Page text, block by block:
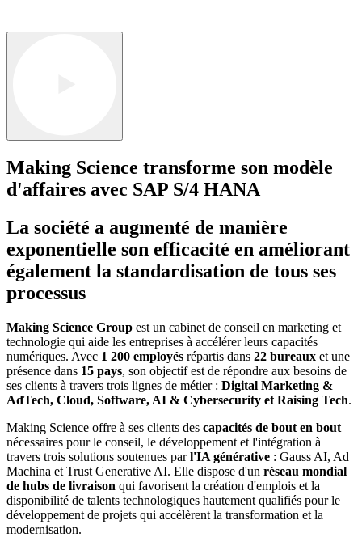
Making Science transforme son modèle
d'affaires avec SAP S/4 HANA
La société a augmenté de manière
exponentielle son efficacité en améliorant
également la standardisation de tous ses
processus
Making Science Group est un cabinet de conseil en marketing et
technologie qui aide les entreprises à accélérer leurs capacités
numériques. Avec 1 200 employés répartis dans 22 bureaux et une
présence dans 15 pays, son objectif est de répondre aux besoins de
ses clients à travers trois lignes de métier : Digital Marketing &
AdTech, Cloud, Software, AI & Cybersecurity et Raising Tech.
Making Science offre à ses clients des capacités de bout en bout
nécessaires pour le conseil, le développement et l'intégration à
travers trois solutions soutenues parl'IA générative : Gauss AI, Ad
Machina et Trust Generative AI. Elle dispose d'un réseau mondial
de hubs de livraison qui favorisent la création d'emplois et la
disponibilité de talents technologiques hautement qualifiés pour le
développement de projets qui accélèrent la transformation et la
modernisation.